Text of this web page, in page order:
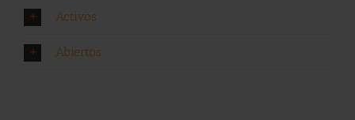
Activos
Abiertos